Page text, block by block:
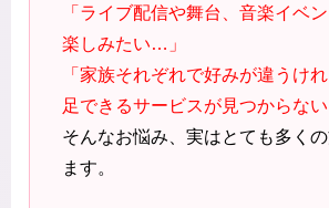
「ライブ配信や舞台、音楽イベ
楽しみたい…」
「家族それぞれで好みが違うけ
足できるサービスが見つからな
そんなお悩み、実はとても多く
ます。